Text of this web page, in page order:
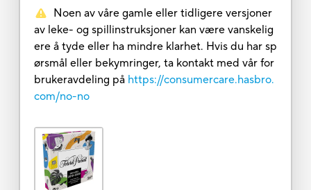
Noen av våre gamle eller tidligere versjoner
av leke- og spillinstruksjoner kan være vanskelig
ere å tyde eller ha mindre klarhet. Hvis du har sp
ørsmål eller bekymringer, ta kontakt med vår for
brukeravdeling på https://consumercare.hasbro.
com/no-no